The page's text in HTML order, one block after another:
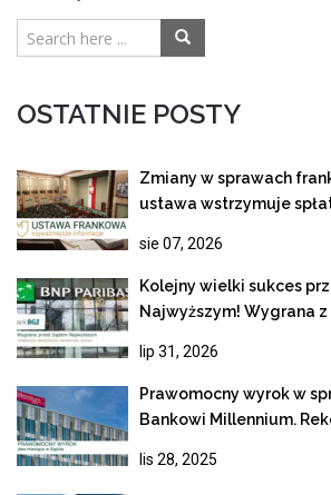
OSTATNIE POSTY
Zmiany w sprawach
ustawa wstrzymuje
sie 07, 2026
Kolejny wielki sukces
Najwyższym! Wygrana z
frankowego
lip 31, 2026
Prawomocny wyrok w
Bankowi Millennium.
lis 28, 2025